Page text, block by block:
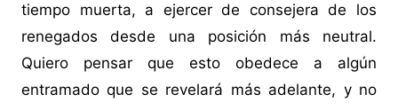
tiempo muerta, a ejercer de consejera de los
renegados desde una posición más neutral.
Quiero pensar que esto obedece a algún
entramado que se revelará más adelante, y no